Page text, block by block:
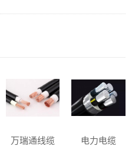
万瑞通线缆 电力电缆